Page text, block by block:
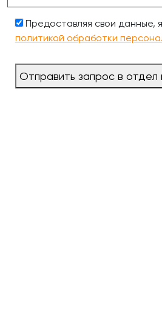
Предоставляя свои данные,
политикой обработки
Отправить запрос в